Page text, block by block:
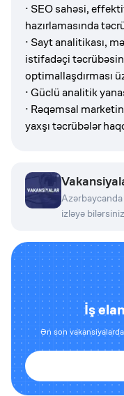
· SEO sahəsi,
hazırlamasında
· Sayt analitikası,
istifadəçi
optimallaşdırması
· Güclü analitik
· Rəqəmsal
yaxşı təcrübələr
Azərbaycanda
izləyə
İş
Ən son